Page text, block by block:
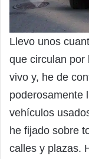
Llevo unos
que circulan por
vivo y, he de
poderosamente
vehículos
he fijado sobre
calles y plazas.